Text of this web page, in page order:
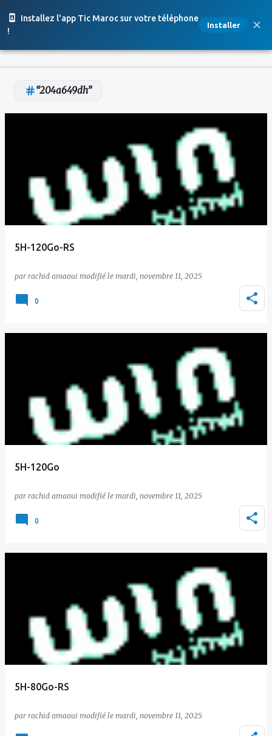
Installez l'app Tic Maroc sur votre téléphone
!
Installer
Accéder au contenu principal
204a649dh
5H-120Go-RS
par rachid amaoui le mardi, novembre 11, 2025
0
5H-120Go
par rachid amaoui le mardi, novembre 11, 2025
0
5H-80Go-RS
par rachid amaoui le mardi, novembre 11, 2025